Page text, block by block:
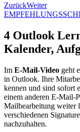
ZurückWeiter
4 Outlook
Kalender,
Im E-Mail-Video geht
in Outlook. Ihre
kennen und sind sofort
einem anderen E-Mail-
Mailbearbeitung weiter
verschiedenen
nachzuhalten.